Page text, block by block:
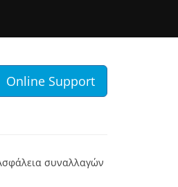
Online Support
συναλλαγών